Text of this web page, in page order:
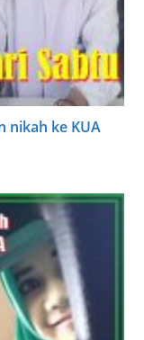
nikah ke KUA